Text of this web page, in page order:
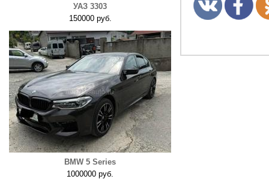
УАЗ 3303
150000 руб.
BMW 5 Series
1000000 руб.